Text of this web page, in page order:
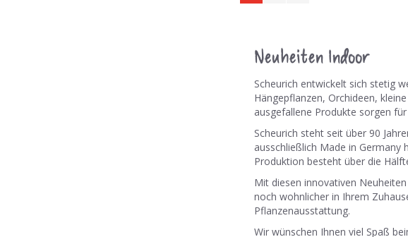
Neuheiten Indoor
Scheurich entwickelt sich stetig
Hängepflanzen, Orchideen,
ausgefallene Produkte sorgen
Scheurich steht seit über 90
ausschließlich Made in
Produktion besteht über die
Mit diesen innovativen
noch wohnlicher in Ihrem
Pflanzenausstattung.
Wir wünschen Ihnen viel Spaß